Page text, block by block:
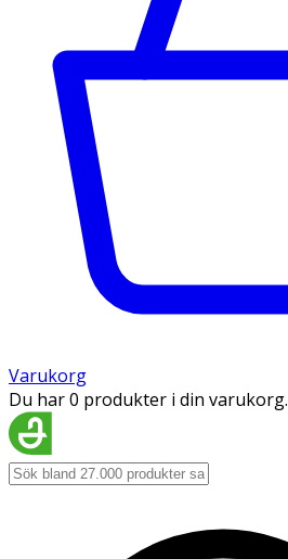
Varukorg
Du har 0 produkter i din varukorg.